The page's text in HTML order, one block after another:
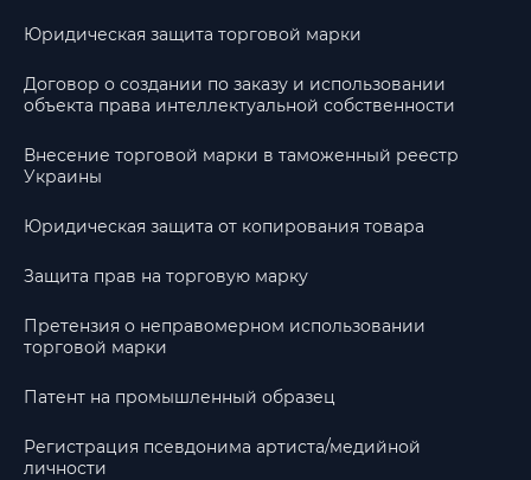
Юридическая защита торговой марки
Договор о создании по заказу и использовании
объекта права интеллектуальной собственности
Внесение торговой марки в таможенный реестр
Украины
Юридическая защита от копирования товара
Защита прав на торговую марку
Претензия о неправомерном использовании
торговой марки
Патент на промышленный образец
Регистрация псевдонима артиста/медийной
личности